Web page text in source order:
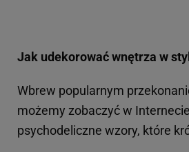
Jak udekorować wnętrza w
Wbrew popularnym
możemy zobaczyć w
psychodeliczne wzory, które